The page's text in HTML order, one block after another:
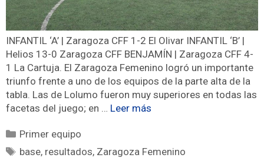
INFANTIL ‘A’ | Zaragoza CFF 1-2 El Olivar INFANTIL ‘B’ |
Helios 13-0 Zaragoza CFF BENJAMÍN | Zaragoza CFF 4-
1 La Cartuja. El Zaragoza Femenino logró un importante
triunfo frente a uno de los equipos de la parte alta de la
tabla. Las de Lolumo fueron muy superiores en todas las
facetas del juego; en … Leer más
Primer equipo
base, resultados, Zaragoza Femenino